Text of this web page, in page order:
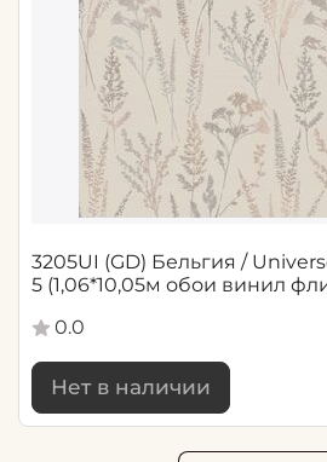
3205UI (GD) Бельгия /
5 (1,06*10,05м обои винил
0.0
Нет в наличии